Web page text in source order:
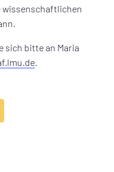
sich bitte an Maria
.